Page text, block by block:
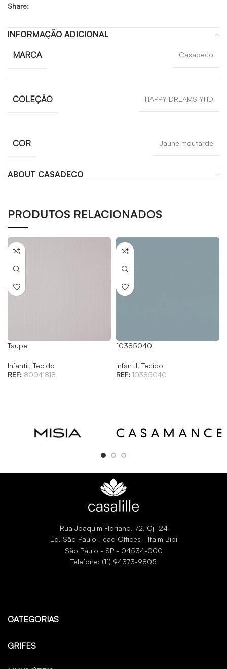
Share:
INFORMAÇÃO ADICIONAL
MARCA Casadeco
COLEÇÃO HAPPY DREAMS YHD
COR Jaune moutarde
ABOUT CASADECO
PRODUTOS RELACIONADOS
Taupe
Infantil, Tecido
REF: 80041818
10385040
Infantil, Tecido
REF: 10385040
Rua Joaquim Floriano, 72, Cj 124
Ed. São Paulo Head Offices - Itaim Bibi
São Paulo - SP - 04534-000
Telefone: (11) 94373-9805
CATEGORIAS
GRIFES